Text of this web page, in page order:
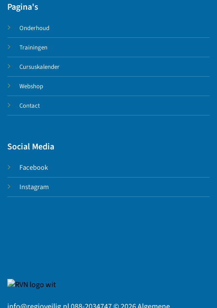
Pagina's
Onderhoud
Trainingen
Cursuskalender
Webshop
Contact
Social Media
Facebook
Instagram